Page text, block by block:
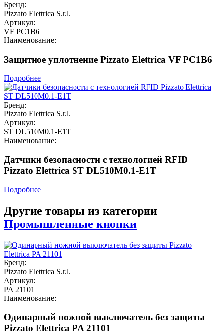
Бренд:
Pizzato Elettrica S.r.l.
Артикул:
VF PC1B6
Наименование:
Защитное уплотнение Pizzato Elettrica VF PC1B6
Подробнее
Бренд:
Pizzato Elettrica S.r.l.
Артикул:
ST DL510M0.1-E1T
Наименование:
Датчики безопасности с технологией RFID
Pizzato Elettrica ST DL510M0.1-E1T
Подробнее
Другие товары из категории
Промышленные кнопки
Бренд:
Pizzato Elettrica S.r.l.
Артикул:
PA 21101
Наименование:
Одинарный ножной выключатель без защиты
Pizzato Elettrica PA 21101